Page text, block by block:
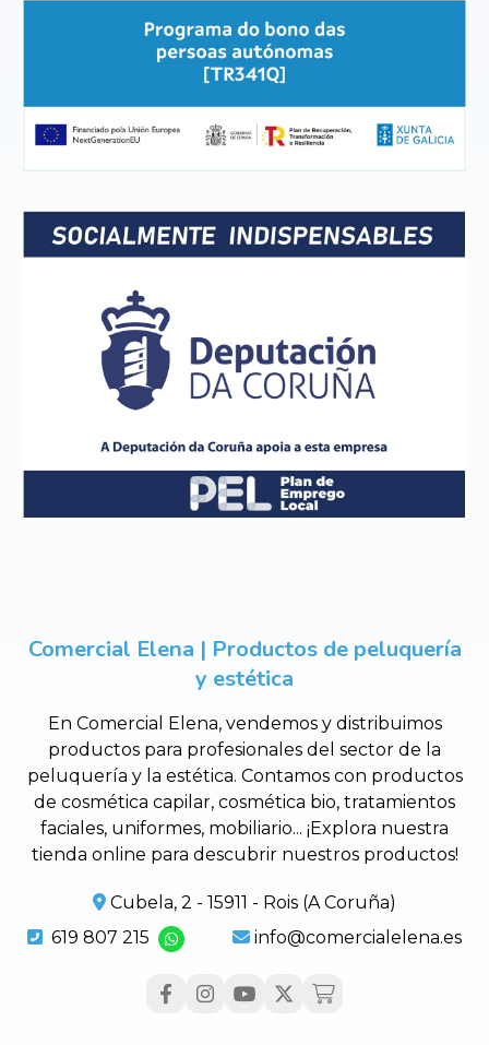
Comercial Elena | Productos de peluquería
y estética
En Comercial Elena, vendemos y distribuimos
productos para profesionales del sector de la
peluquería y la estética. Contamos con productos
de cosmética capilar, cosmética bio, tratamientos
faciales, uniformes, mobiliario... ¡Explora nuestra
tienda online para descubrir nuestros productos!
Cubela, 2 - 15911 - Rois (A Coruña)
619 807 215
info@comercialelena.es